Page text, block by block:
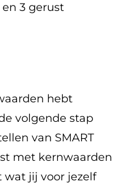
3 gerust
hebt
volgende stap
van SMART
met kernwaarden
wat jij voor jezelf